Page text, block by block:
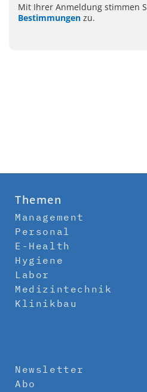
Mit Ihrer Anmeldung stimmen
Bestimmungen zu.
Themen
Management
Personal
E-Health
Hygiene
Labor
Medizintechnik
Klinikbau
Newsletter
Abo